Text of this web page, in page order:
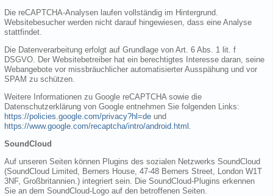
Die reCAPTCHA-Analysen laufen vollständig im Hintergrund.
Websitebesucher werden nicht darauf hingewiesen, dass eine Analyse
stattfindet.
Die Datenverarbeitung erfolgt auf Grundlage von Art. 6 Abs. 1 lit. f
DSGVO. Der Websitebetreiber hat ein berechtigtes Interesse daran, seine
Webangebote vor missbräuchlicher automatisierter Ausspähung und vor
SPAM zu schützen.
Weitere Informationen zu Google reCAPTCHA sowie die
Datenschutzerklärung von Google entnehmen Sie folgenden Links:
https://policies.google.com/privacy?hl=de und
https://www.google.com/recaptcha/intro/android.html
SoundCloud
Auf unseren Seiten können Plugins des sozialen Netzwerks SoundCloud
(SoundCloud Limited, Berners House, 47-48 Berners Street, London W1T
3NF, Großbritannien.) integriert sein. Die SoundCloud-Plugins erkennen
Sie an dem SoundCloud-Logo auf den betroffenen Seiten.